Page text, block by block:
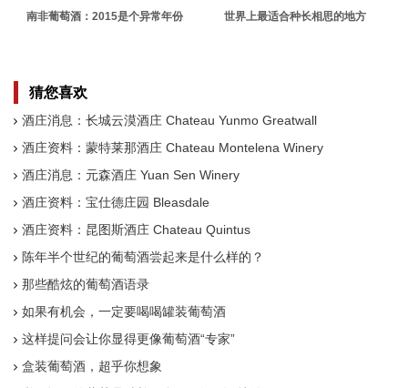
南非葡萄酒：2015是个异常年份 世界上最适合种长相思的地方
猜您喜欢
酒庄消息：长城云漠酒庄 Chateau Yunmo Greatwall
酒庄资料：蒙特莱那酒庄 Chateau Montelena Winery
酒庄消息：元森酒庄 Yuan Sen Winery
酒庄资料：宝仕德庄园 Bleasdale
酒庄资料：昆图斯酒庄 Chateau Quintus
陈年半个世纪的葡萄酒尝起来是什么样的？
那些酷炫的葡萄酒语录
如果有机会，一定要喝喝罐装葡萄酒
这样提问会让你显得更像葡萄酒“专家”
盒装葡萄酒，超乎你想象